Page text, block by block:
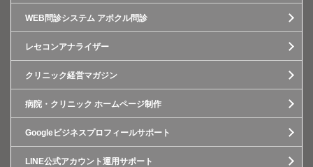
WEB問診システム アポクル問診
レセコンアナライザー
クリニック経営マガジン
病院・クリニック ホームページ制作
Googleビジネスプロフィールサポート
LINE公式アカウント運用サポート